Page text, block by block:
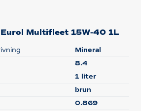
Multifleet 15W-40 1L
Mineral
8.4
1 liter
brun
0.869